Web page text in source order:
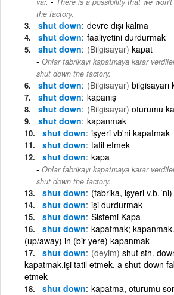
the factory.
shut down devre dışı kalma
shut down faaliyetini durdurmak
shut down (Bilgisayar) kapat
Onlar fabrikayı kapatmaya karar
shut down the factory.
shut down (Bilgisayar) bilgisayarı
shut down kapanış
shut down (Bilgisayar) oturumu
shut down kapanmak
shut down işyeri vb'ni kapatmak
shut down tatil etmek
shut down kapa
Onlar fabrikayı kapatmaya karar
shut down the factory.
shut down (fabrika, işyeri
shut down işi durdurmak
shut down Sistemi Kapa
shut down kapatmak;
(up/away) in (bir yere) kapanmak
shut down (deyim) shut sth.
kapatmak,işi tatil etmek. a shut-down
etmek
shut down kapatma, oturumu